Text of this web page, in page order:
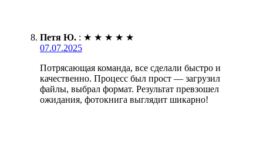
Петя Ю. : ★ ★ ★ ★ ★
07.07.2025
Потрясающая команда, все сделали быстро и
качественно. Процесс был прост — загрузил
файлы, выбрал формат. Результат превзошел
ожидания, фотокнига выглядит шикарно!